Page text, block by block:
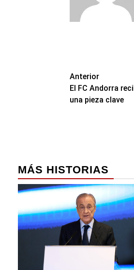
de
Anterior
El FC Andorra
una pieza clave
MÁS HISTORIAS